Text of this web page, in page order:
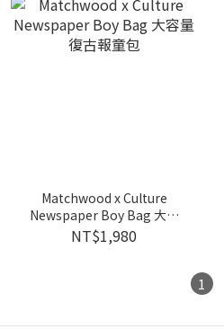
Matchwood x Culture
Newspaper Boy Bag 大容
量復古報童包
NT$1,980
1